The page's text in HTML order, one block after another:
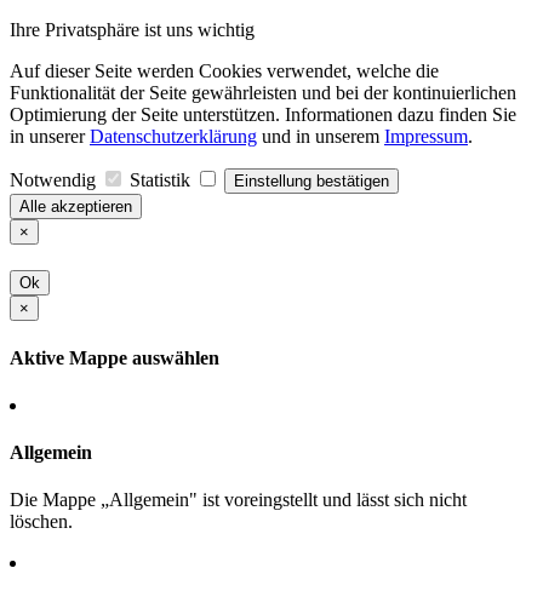
Ihre Privatsphäre ist uns wichtig
Auf dieser Seite werden Cookies verwendet, welche die
Funktionalität der Seite gewährleisten und bei der kontinuierlichen
Optimierung der Seite unterstützen. Informationen dazu finden Sie
in unsererDatenschutzerklärung und in unserem Impressum.
Notwendig Statistik
Einstellung bestätigen
Alle akzeptieren
×
Ok
×
Aktive Mappe auswählen
Allgemein
Die Mappe „Allgemein" ist voreingstellt und lässt sich nicht
löschen.